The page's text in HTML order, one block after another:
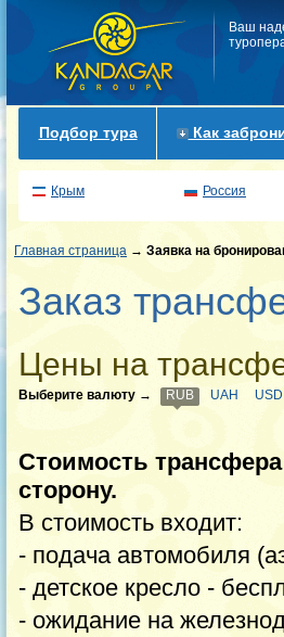
Ваш
Подбор тура Как
Крым Россия
Главная страница → Заявка на
Заказ
Цены на
Выберите валюту → RUB UAH USD
Стоимость
сторону.
В стоимость входит:
- подача автомобиля
- детское кресло -
- ожидание на